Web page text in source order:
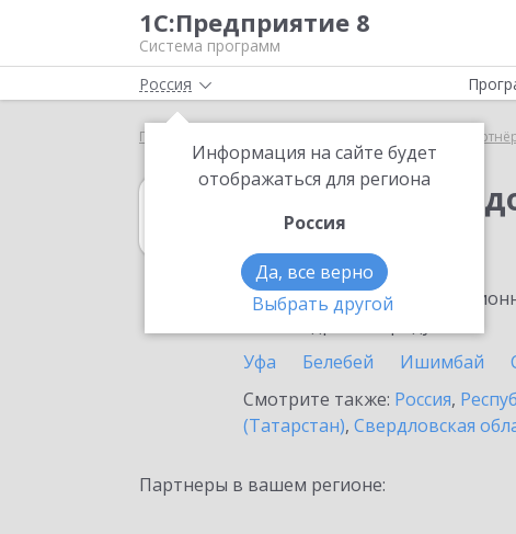
1С:Предприятие 8
Система программ
Россия
Информация на сайте будет
отображаться для региона
Россия
Да, все верно
Выбрать другой
Главная Выбор
1С:Платежные
в Туймазах
Ознакомьтесь с
Уфа
Белебей Ишимбай
Смотрите также: Россия,
(Татарстан), Свердловская
Партнеры в вашем регионе: